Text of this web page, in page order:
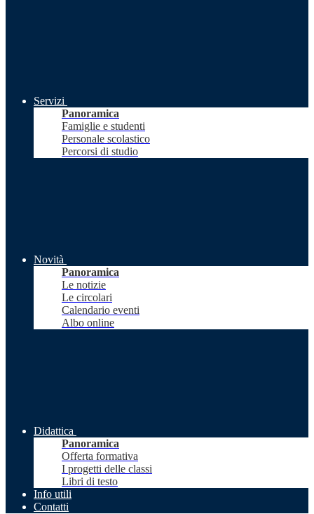
Servizi
Panoramica
Famiglie e studenti
Personale scolastico
Percorsi di studio
Novità
Panoramica
Le notizie
Le circolari
Calendario eventi
Albo online
Didattica
Panoramica
Offerta formativa
I progetti delle classi
Libri di testo
Info utili
Contatti